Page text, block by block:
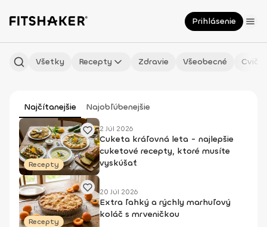
Prihlásenie
Všetky Recepty Zdravie Všeobecné
Najčítanejšie Najobľúbenejšie
Recepty
2 Júl 2026
Cuketa kráľovná leta - najlepšie
cuketové recepty, ktoré musíte
vyskúšať
Recepty
20 Júl 2026
Extra ľahký a rýchly marhuľový
koláč s mrveničkou